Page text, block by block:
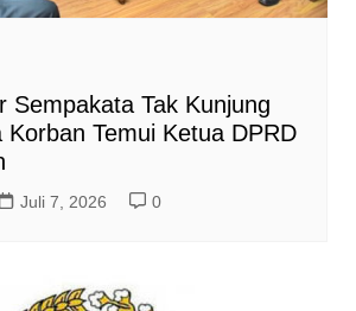
Sempakata Tak Kunjung
Korban Temui Ketua DPRD
Juli 7, 2026 0